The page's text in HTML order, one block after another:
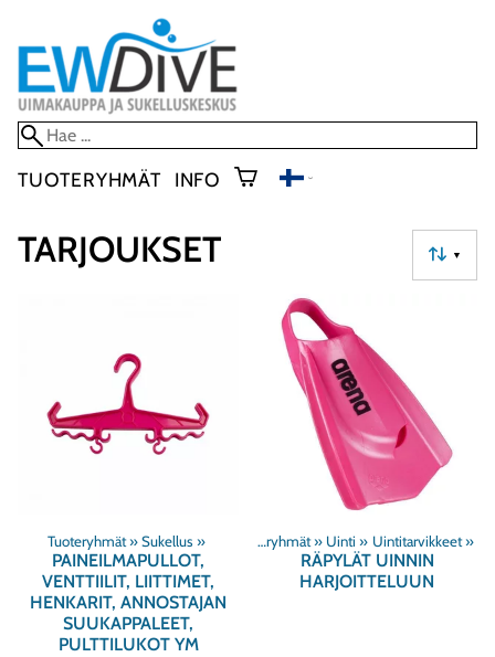
TUOTERYHMÄT INFO
▼
TARJOUKSET
Tuoteryhmät ‪»Sukellus ‪»
PAINEILMAPULLOT,
VENTTIILIT, LIITTIMET,
HENKARIT, ANNOSTAJAN
SUUKAPPALEET,
PULTTILUKOT YM
Tuoteryhmät ‪» Uinti ‪» Uintitarvikkeet ‪»
RÄPYLÄT UINNIN
HARJOITTELUUN